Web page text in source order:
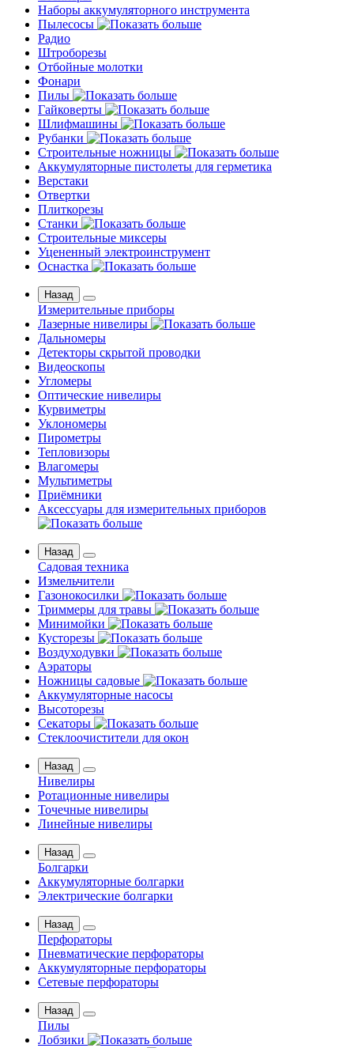
Наборы аккумуляторного инструмента
Пылесосы
Радио
Штроборезы
Отбойные молотки
Фонари
Пилы
Гайковерты
Шлифмашины
Рубанки
Строительные ножницы
Аккумуляторные пистолеты для герметика
Верстаки
Отвертки
Плиткорезы
Станки
Строительные миксеры
Уцененный электроинструмент
Оснастка
Назад
Измерительные приборы
Лазерные нивелиры
Дальномеры
Детекторы скрытой проводки
Видеоскопы
Угломеры
Оптические нивелиры
Курвиметры
Уклономеры
Пирометры
Тепловизоры
Влагомеры
Мультиметры
Приёмники
Аксессуары для измерительных приборов
Назад
Садовая техника
Измельчители
Газонокосилки
Триммеры для травы
Минимойки
Кусторезы
Воздуходувки
Аэраторы
Ножницы садовые
Аккумуляторные насосы
Высоторезы
Секаторы
Стеклоочистители для окон
Назад
Нивелиры
Ротационные нивелиры
Точечные нивелиры
Линейные нивелиры
Назад
Болгарки
Аккумуляторные болгарки
Электрические болгарки
Назад
Перфораторы
Пневматические перфораторы
Аккумуляторные перфораторы
Сетевые перфораторы
Назад
Пилы
Лобзики